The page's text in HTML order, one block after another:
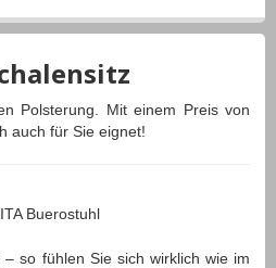
Polsterung. Mit einem Preis von
auch für Sie eignet!
so fühlen Sie sich wirklich wie im